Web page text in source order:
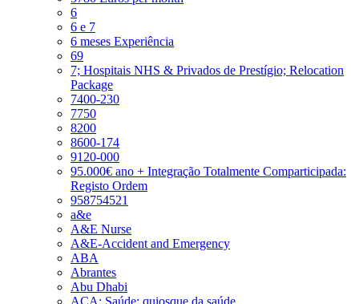
6
6 e 7
6 meses Experiência
69
7; Hospitais NHS & Privados de Prestígio; Relocation
Package
7400-230
7750
8200
8600-174
9120-000
95.000€ ano + Integração Totalmente Comparticipada:
Registo Ordem
958754521
a&e
A&E Nurse
A&E-Accident and Emergency
ABA
Abrantes
Abu Dhabi
ACA; Saúde; quiosque da saúde